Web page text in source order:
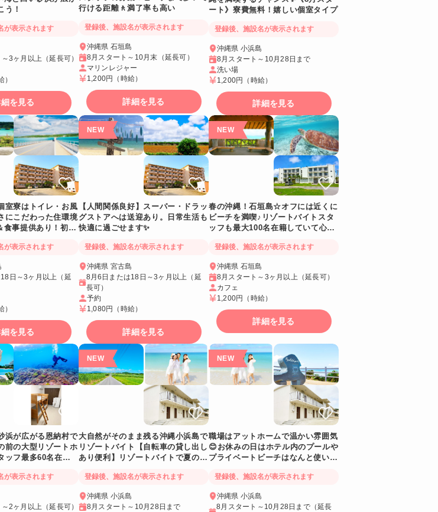
う！
が表示されます
3ヶ月以上（延長可）
）
を見る
行ける距離🚶満了率も高い
登録後、施設名が表示されます
沖縄県 石垣島
8月スタート～10月末（延長可）
マリンレジャー
1,200円
（時給）
詳細を見る
ート》寮費無料！嬉しい個室タイプ
登録後、施設名が表示されます
沖縄県 小浜島
8月スタート～10月28日まで
洗い場
1,200円
（時給）
詳細を見る
室寮はトイレ・お風
にこだわった住環境
食事提供あり！初め
が表示されます
日～3ヶ月以上（延
）
を見る
【人間関係良好】スーパー・ドラッ
グストアへは送迎あり。日常生活も
快適に過ごせます✨
登録後、施設名が表示されます
沖縄県 宮古島
8月6日または18日～3ヶ月以上（延
長可）
予約
1,080円
（時給）
詳細を見る
春の沖縄！石垣島☆オフには近くに
ビーチを満喫♪リゾートバイトスタ
ッフも最大100名在籍していて心強
登録後、施設名が表示されます
沖縄県 石垣島
8月スタート～3ヶ月以上（延長可）
カフェ
1,200円
（時給）
詳細を見る
浜が広がる恩納村で
前の大型リゾートホ
ッフ最多60名在籍
が表示されます
2ヶ月以上（延長可）
大自然がそのまま残る沖縄小浜島で
リゾートバイト【自転車の貸し出し
あり便利】リゾートバイトで夏の沖
登録後、施設名が表示されます
沖縄県 小浜島
8月スタート～10月28日まで
職場はアットホームで温かい雰囲気
😊お休みの日はホテル内のプールや
プライベートビーチはなんと使い放
登録後、施設名が表示されます
沖縄県 小浜島
8月スタート～10月28日まで（延長